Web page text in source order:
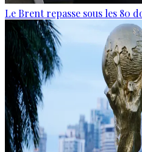
Le Brent repasse sous les 80